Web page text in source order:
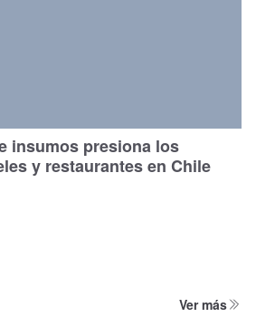
insumos presiona los
y restaurantes en Chile
Ver más